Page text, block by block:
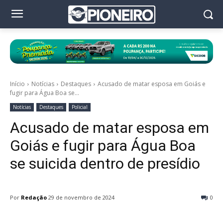
Início Notícias Destaques
Acusado de matar esposa em Goiás e
fugir para Água Boa se...
Notícias Destaques Policial
Acusado de matar esposa em
Goiás e fugir para Água Boa
se suicida dentro de presídio
Por Redação 0
29 de novembro de 2024